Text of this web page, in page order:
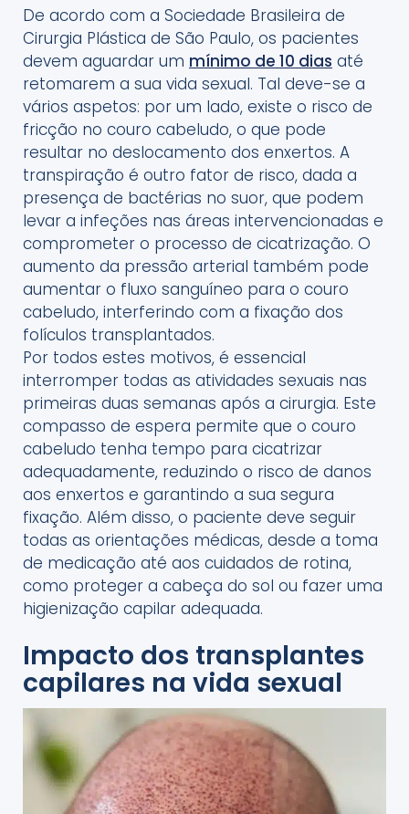
De acordo com a Sociedade Brasileira de
Cirurgia Plástica de São Paulo, os pacientes
devem aguardar um mínimo de 10 dias até
retomarem a sua vida sexual. Tal deve-se a
vários aspetos: por um lado, existe o risco de
fricção no couro cabeludo, o que pode
resultar no deslocamento dos enxertos. A
transpiração é outro fator de risco, dada a
presença de bactérias no suor, que podem
levar a infeções nas áreas intervencionadas e
comprometer o processo de cicatrização. O
aumento da pressão arterial também pode
aumentar o fluxo sanguíneo para o couro
cabeludo, interferindo com a fixação dos
folículos transplantados.
Por todos estes motivos, é essencial
interromper todas as atividades sexuais nas
primeiras duas semanas após a cirurgia. Este
compasso de espera permite que o couro
cabeludo tenha tempo para cicatrizar
adequadamente, reduzindo o risco de danos
aos enxertos e garantindo a sua segura
fixação. Além disso, o paciente deve seguir
todas as orientações médicas, desde a toma
de medicação até aos cuidados de rotina,
como proteger a cabeça do sol ou fazer uma
higienização capilar adequada.
Impacto dos transplantes
capilares na vida sexual